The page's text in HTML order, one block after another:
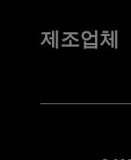
제조업체